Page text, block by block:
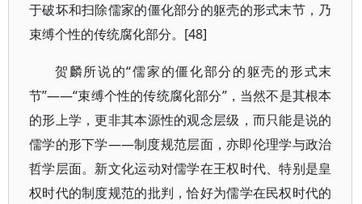
于破坏和扫除儒家的僵化部分的躯壳的形式末节，乃
束缚个性的传统腐化部分。[48]
贺麟所说的“儒家的僵化部分的躯壳的形式末
节”——“束缚个性的传统腐化部分”，当然不是其根本
的形上学，更非其本源性的观念层级，而只能是说的
儒学的形下学——制度规范层面，亦即伦理学与政治
哲学层面。新文化运动对儒学在王权时代、特别是皇
权时代的制度规范的批判，恰好为儒学在民权时代的